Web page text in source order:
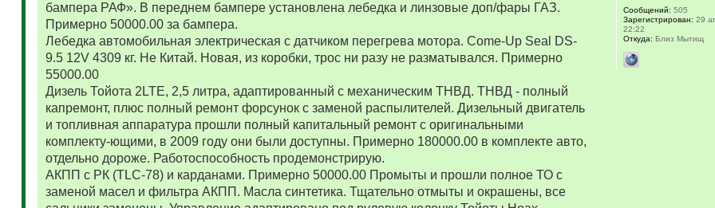
бампера РАФ». В переднем бампере установлена лебедка и линзовые доп/фары ГАЗ.
Примерно 50000.00 за бампера.
Лебедка автомобильная электрическая с датчиком перегрева мотора. Come-Up Seal DS-
9.5 12V 4309 кг. Не Китай. Новая, из коробки, трос ни разу не разматывался. Примерно
55000.00
Дизель Тойота 2LTE, 2,5 литра, адаптированный с механическим ТНВД. ТНВД - полный
капремонт, плюс полный ремонт форсунок с заменой распылителей. Дизельный двигатель
и топливная аппаратура прошли полный капитальный ремонт с оригинальными
комплекту-ющими, в 2009 году они были доступны. Примерно 180000.00 в комплекте авто,
отдельно дороже. Работоспособность продемонстрирую.
АКПП с РК (TLC-78) и карданами. Примерно 50000.00 Промыты и прошли полное ТО с
заменой масел и фильтра АКПП. Масла синтетика. Тщательно отмыты и окрашены, все
Сообщений: 505
Зарегистрирован: 29
22:22
Откуда: Близ Мытищ